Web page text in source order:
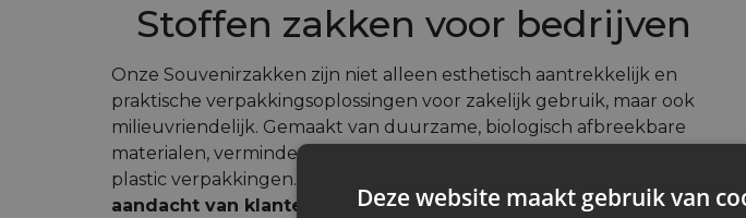
Stoffen zakken voor bedrijven
Onze Souvenirzakken zijn niet alleen esthetisch aantrekkelijk en
praktische verpakkingsoplossingen voor zakelijk gebruik, maar ook
milieuvriendelijk. Gemaakt van duurzame, biologisch afbreekbare
materialen, verminderen ze afval in vergelijking met traditionele
plastic verpakkingen. Hun
aandacht van klanten en benadruktde elegantie van de
Deze website maakt gebruik van